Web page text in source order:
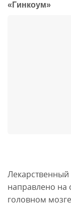
«Гинкоум»
Лекарственный
направлено на
головном